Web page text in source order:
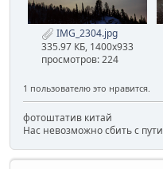
IMG_2304.jpg
335.97 КБ, 1400x933
просмотров: 224
1 пользователю это нравится.
фотоштатив китай
Нас невозможно сбить с